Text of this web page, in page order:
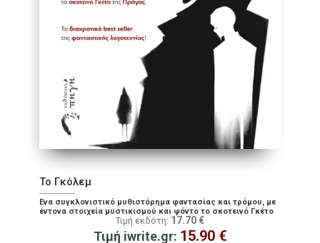
Το Γκόλεμ
Ένα συγκλονιστικό μυθιστόρημα φαντασίας και τρόμου, με
έντονα στοιχεία μυστικισμού και φόντο το σκοτεινό Γκέτο
Τιμή εκδότη: 17.70 €
Τιμή iwrite.gr: 15.90 €